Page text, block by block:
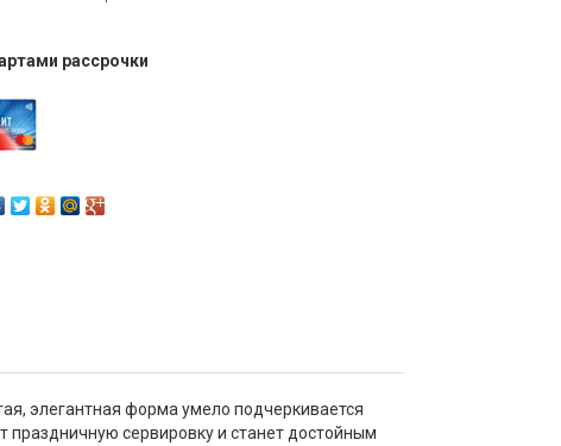
рассрочки
элегантная форма умело подчеркивается
сервировку и станет достойным